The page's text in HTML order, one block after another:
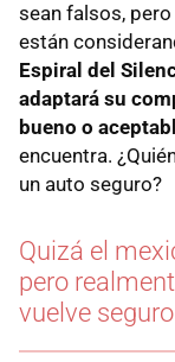
sean falsos,
están
Espiral del
adaptará su
bueno o
encuentra.
un auto seguro?
Quizá el
pero
vuelve